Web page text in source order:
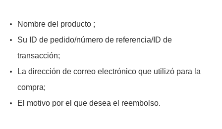
Nombre del producto ;
Su ID de pedido/número de referencia/ID de
transacción;
La dirección de correo electrónico que utilizó para la
compra;
El motivo por el que desea el reembolso.